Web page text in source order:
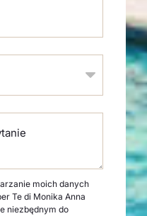
moich danych
Te di Monika Anna
niezbędnym do